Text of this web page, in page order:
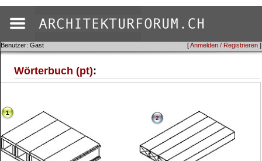
[Anmelden / Registrieren ]
Benutzer: Gast
Wörterbuch (pt):
1
2